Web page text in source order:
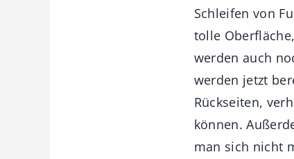
Schleifen von
tolle
werden auch
werden jetzt
Rückseiten,
können.
man sich nicht